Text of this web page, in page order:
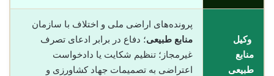
وکیل
منابع
طبیعی
پرونده‌های اراضی ملی و اختلاف با سازمان
منابع طبیعی؛ دفاع در برابر ادعای تصرف
غیرمجاز؛ تنظیم شکایت یا دادخواست
اعتراضی به تصمیمات جهاد کشاورزی و